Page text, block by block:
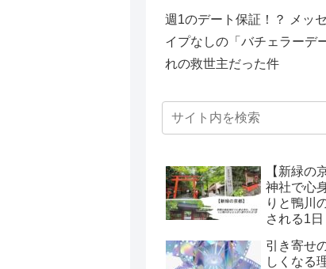
週1のデート保証！？ メッ
イプなしの「バチェラーデ
れの救世主だった件
【新緑の
神社で心
りと鴨川
される1日
引き寄せ
しくなる